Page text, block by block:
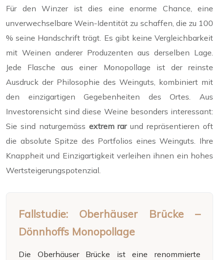
Für den Winzer ist dies eine enorme Chance, eine
unverwechselbare Wein-Identität zu schaffen, die zu 100
% seine Handschrift trägt. Es gibt keine Vergleichbarkeit
mit Weinen anderer Produzenten aus derselben Lage.
Jede Flasche aus einer Monopollage ist der reinste
Ausdruck der Philosophie des Weinguts, kombiniert mit
den einzigartigen Gegebenheiten des Ortes. Aus
Investorensicht sind diese Weine besonders interessant:
Sie sind naturgemäss extrem rarund repräsentieren oft
die absolute Spitze des Portfolios eines Weinguts. Ihre
Knappheit und Einzigartigkeit verleihen ihnen ein hohes
Wertsteigerungspotenzial.
Fallstudie: Oberhäuser Brücke –
Dönnhoffs Monopollage
Die Oberhäuser Brücke ist eine renommierte